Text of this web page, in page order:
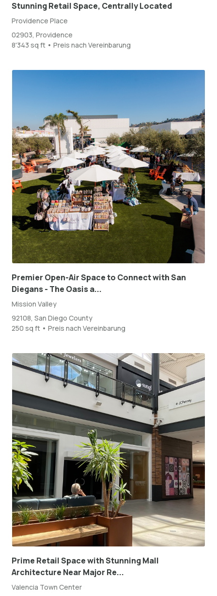
Stunning Retail Space, Centrally Located
Providence Place
02903, Providence
8'343 sq ft • Preis nach Vereinbarung
Premier Open-Air Space to Connect with San
Diegans - The Oasis a...
Mission Valley
92108, San Diego County
250 sq ft • Preis nach Vereinbarung
Prime Retail Space with Stunning Mall
Architecture Near Major Re...
Valencia Town Center